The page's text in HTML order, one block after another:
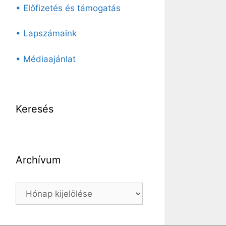
• Előfizetés és támogatás
• Lapszámaink
• Médiaajánlat
Keresés
Archívum
Archívum